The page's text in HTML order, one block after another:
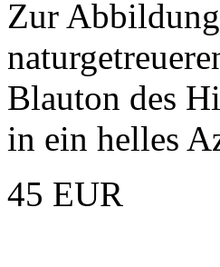
Zur
Blauton des
in ein helles
45 EUR